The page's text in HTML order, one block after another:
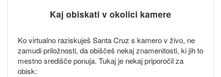
Kaj obiskati v okolici kamere
Ko virtualno raziskuješ Santa Cruz s kamero v živo, ne
zamudi priložnosti, da obiščeš nekaj znamenitosti, ki jih to
mestno središče ponuja. Tukaj je nekaj priporočil za
obisk: